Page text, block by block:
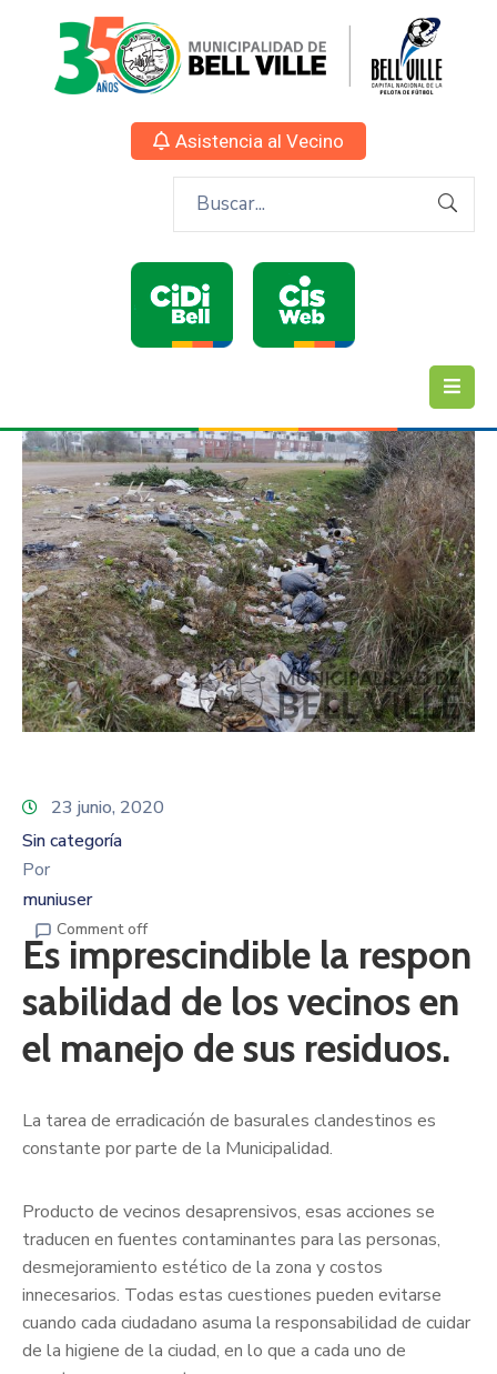
Asistencia al Vecino
23 junio, 2020
Sin categoría
Por
muniuser
Comment off
Es imprescindible la respon
sabilidad de los vecinos en
el manejo de sus residuos.
La tarea de erradicación de basurales clandestinos es
constante por parte de la Municipalidad.
Producto de vecinos desaprensivos, esas acciones se
traducen en fuentes contaminantes para las personas,
desmejoramiento estético de la zona y costos
innecesarios. Todas estas cuestiones pueden evitarse
cuando cada ciudadano asuma la responsabilidad de cuidar
de la higiene de la ciudad, en lo que a cada uno de